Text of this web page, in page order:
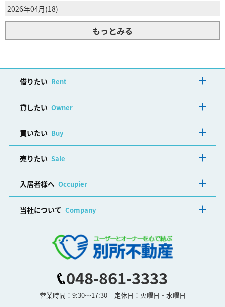
2026年04月(18)
もっとみる
借りたい Rent
貸したい Owner
買いたい Buy
売りたい Sale
入居者様へ Occupier
当社について Company
048-861-3333
営業時間：9:30～17:30 定休日：火曜日・水曜日